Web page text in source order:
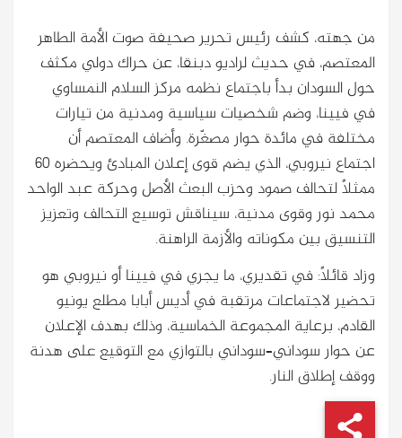
من جهته، كشف رئيس تحرير صحيفة صوت الأمة الطاهر
المعتصم، في حديث لراديو دبنقا، عن حراك دولي مكثف
حول السودان بدأ باجتماع نظمه مركز السلام النمساوي
في فيينا، وضم شخصيات سياسية ومدنية من تيارات
مختلفة في مائدة حوار مصغّرة. وأضاف المعتصم أن
اجتماع نيروبي، الذي يضم قوى إعلان المبادئ ويحضره 60
ممثلاً لتحالف صمود وحزب البعث الأصل وحركة عبد الواحد
محمد نور وقوى مدنية، سيناقش توسيع التحالف وتعزيز
التنسيق بين مكوناته والأزمة الراهنة.
وزاد قائلاً: في تقديري، ما يجري في فيينا أو نيروبي هو
تحضير لاجتماعات مرتقبة في أديس أبابا مطلع يونيو
القادم، برعاية المجموعة الخماسية، وذلك بهدف الإعلان
عن حوار سوداني–سوداني بالتوازي مع التوقيع على هدنة
ووقف إطلاق النار.